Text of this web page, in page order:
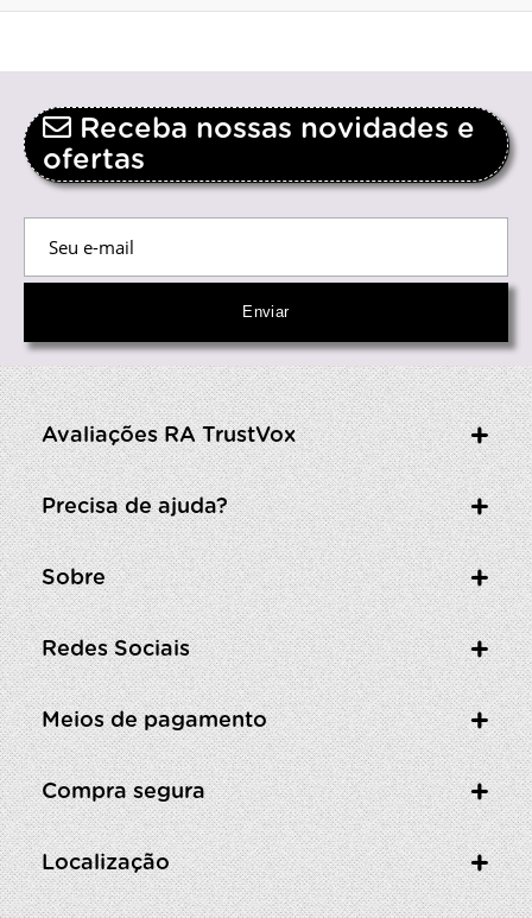
Receba nossas novidades e
ofertas
Avaliações RA TrustVox
Precisa de ajuda?
Sobre
Redes Sociais
Meios de pagamento
Compra segura
Localização